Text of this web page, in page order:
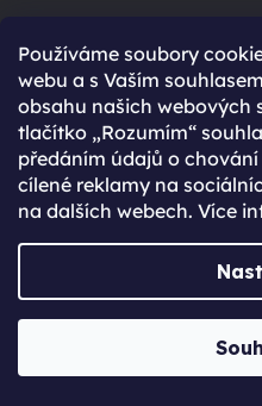
Používáme soubory
webu a s Vaším
obsahu našich webových
tlačítko „Rozumím“
předáním údajů o
cílené reklamy na
na dalších webech. Více
Novinky ze
Přejít do